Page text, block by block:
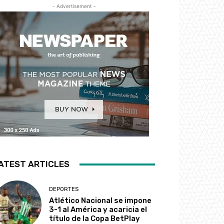
- Advertisement -
ARTICLES
DEPORTES
Atlético Nacional se impone
3-1 al América y acaricia el
título de la Copa BetPlay